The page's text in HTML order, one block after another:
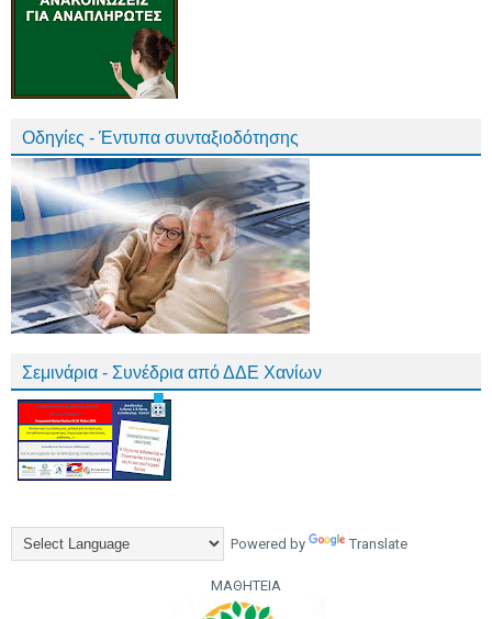
Οδηγίες - Έντυπα συνταξιοδότησης
Σεμινάρια - Συνέδρια από ΔΔΕ Χανίων
Powered by Translate
ΜΑΘΗΤΕΙΑ